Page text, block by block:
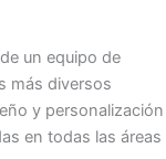
un equipo de
más diversos
y personalización
en todas las áreas